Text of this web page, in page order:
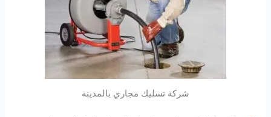
شركة تسليك مجاري بالمدينة